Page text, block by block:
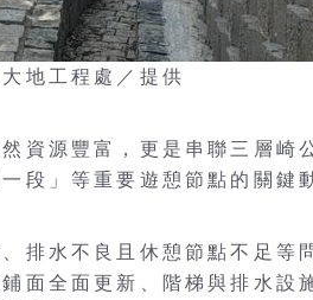
地工程處／提供
資源豐富，更是串聯三層崎
段」等重要遊憩節點的關鍵
排水不良且休憩節點不足等
面全面更新、階梯與排水設